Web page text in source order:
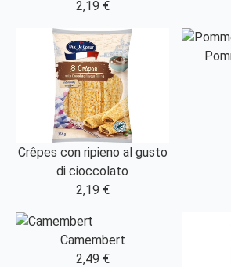
2,19 €
Crêpes con ripieno al gusto
di cioccolato
2,19 €
Camembert
2,49 €